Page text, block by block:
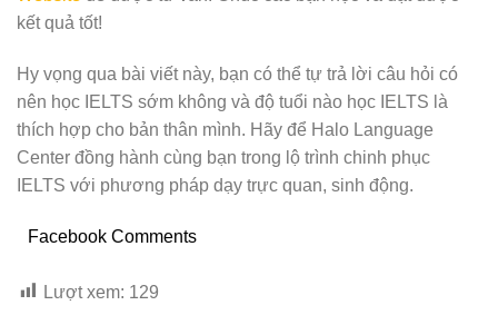
kết quả tốt!
Hy vọng qua bài viết này, bạn có thể tự trả lời câu hỏi có
nên học IELTS sớm không và độ tuổi nào học IELTS là
thích hợp cho bản thân mình. Hãy để Halo Language
Center đồng hành cùng bạn trong lộ trình chinh phục
IELTS với phương pháp dạy trực quan, sinh động.
Facebook Comments
Lượt xem: 129